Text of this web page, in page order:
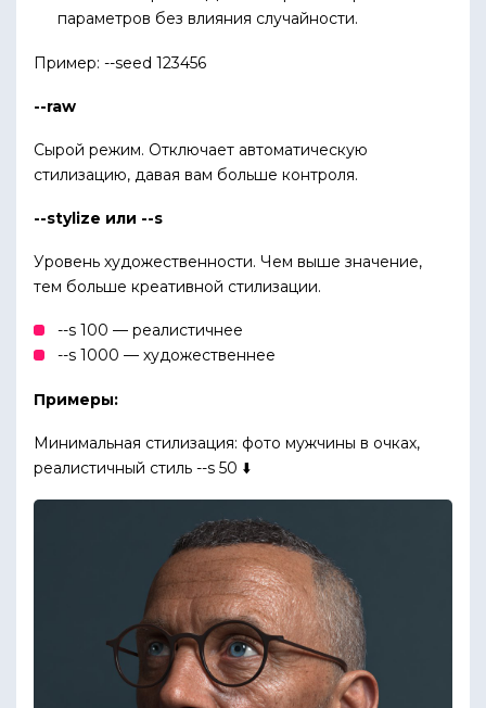
параметров без влияния случайности.
Пример: --seed 123456
--raw
Сырой режим. Отключает автоматическую
стилизацию, давая вам больше контроля.
--stylize или --s
Уровень художественности. Чем выше значение,
тем больше креативной стилизации.
--s 100 — реалистичнее
--s 1000 — художественнее
Примеры:
Минимальная стилизация: фото мужчины в очках,
реалистичный стиль --s 50 ⬇️